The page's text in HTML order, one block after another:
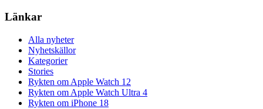
Länkar
Alla nyheter
Nyhetskällor
Kategorier
Stories
Rykten om Apple Watch 12
Rykten om Apple Watch Ultra 4
Rykten om iPhone 18